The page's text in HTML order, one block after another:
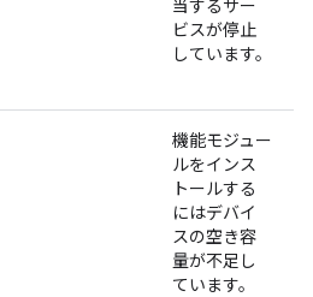
当するサー
ビスが停止
しています。
機能モジュー
ルをインス
トールする
にはデバイ
スの空き容
量が不足し
ています。